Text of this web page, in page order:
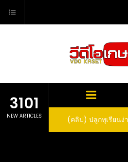
content
3101
NEW ARTICLES
ตรกำจัดเพลี้ย มด
(คลิป) ปลูกทุเรียนง่
ทุเรียนต้นคู่ แบ